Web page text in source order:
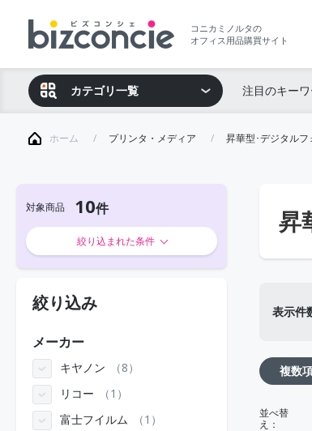
コニカミノルタの
オフィス用品購買サイト
カテゴリ一覧 注目のキーワ
ホーム プリンタ・メディア 昇華型･デジタル
昇
表示件
複数
並べ替
え：
対象商品 10
絞り込まれた条件
絞り込み
メーカー
キヤノン
8
リコー
1
富士フイルム
1